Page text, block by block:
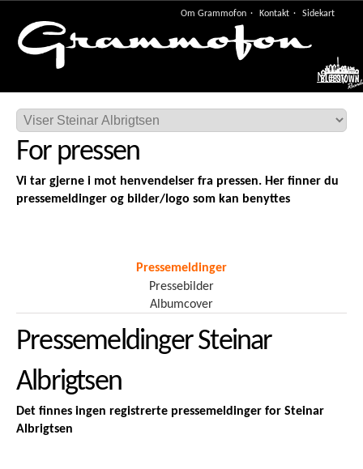
Om Grammofon Kontakt Sidekart
Meny
For pressen
Vi tar gjerne i mot henvendelser fra pressen. Her finner du
pressemeldinger og bilder/logo som kan benyttes
Pressemeldinger
Pressebilder
Albumcover
Pressemeldinger Steinar
Albrigtsen
Det finnes ingen registrerte pressemeldinger for Steinar
Albrigtsen